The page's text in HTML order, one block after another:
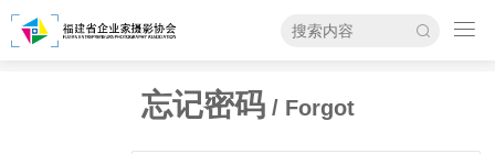

忘记密码/ Forgot